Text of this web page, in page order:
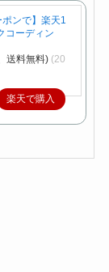
ポンで】楽天1
コーディン
送料無料) (20
楽天で購入